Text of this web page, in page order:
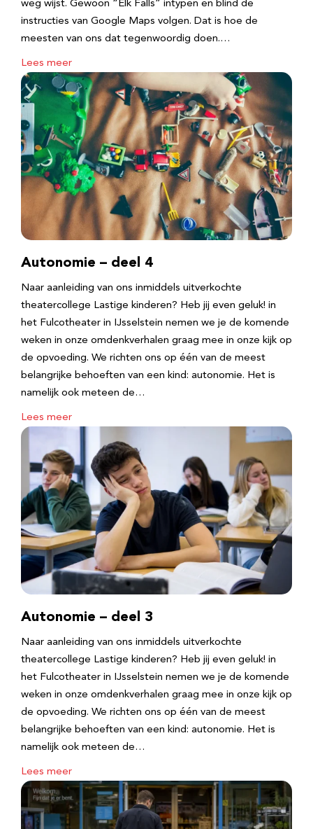
weg wijst. Gewoon “Elk Falls” intypen en blind de
instructies van Google Maps volgen. Dat is hoe de
meesten van ons dat tegenwoordig doen.…
Lees meer
Autonomie – deel 4
Naar aanleiding van ons inmiddels uitverkochte
theatercollege Lastige kinderen? Heb jij even geluk! in
het Fulcotheater in IJsselstein nemen we je de komende
weken in onze omdenkverhalen graag mee in onze kijk op
de opvoeding. We richten ons op één van de meest
belangrijke behoeften van een kind: autonomie. Het is
namelijk ook meteen de…
Lees meer
Autonomie – deel 3
Naar aanleiding van ons inmiddels uitverkochte
theatercollege Lastige kinderen? Heb jij even geluk! in
het Fulcotheater in IJsselstein nemen we je de komende
weken in onze omdenkverhalen graag mee in onze kijk op
de opvoeding. We richten ons op één van de meest
belangrijke behoeften van een kind: autonomie. Het is
namelijk ook meteen de…
Lees meer